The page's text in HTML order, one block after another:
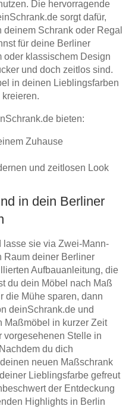
Die hervorragende
sorgt dafür,
Schrank oder Regal
für deine Berliner
oder klassischem Design
und doch zeitlos sind.
in deinen Lieblingsfarben
bieten:
Zuhause
und zeitlosen Look
in dein Berliner
sie via Zwei-Mann-
Raum deiner Berliner
Aufbauanleitung, die
du dein Möbel nach Maß
die Mühe sparen, dann
deinSchrank.de und
Maßmöbel in kurzer Zeit
vorgesehenen Stelle in
du dich
neuen Maßschrank
Lieblingsfarbe gefreut
der Entdeckung
Highlights in Berlin